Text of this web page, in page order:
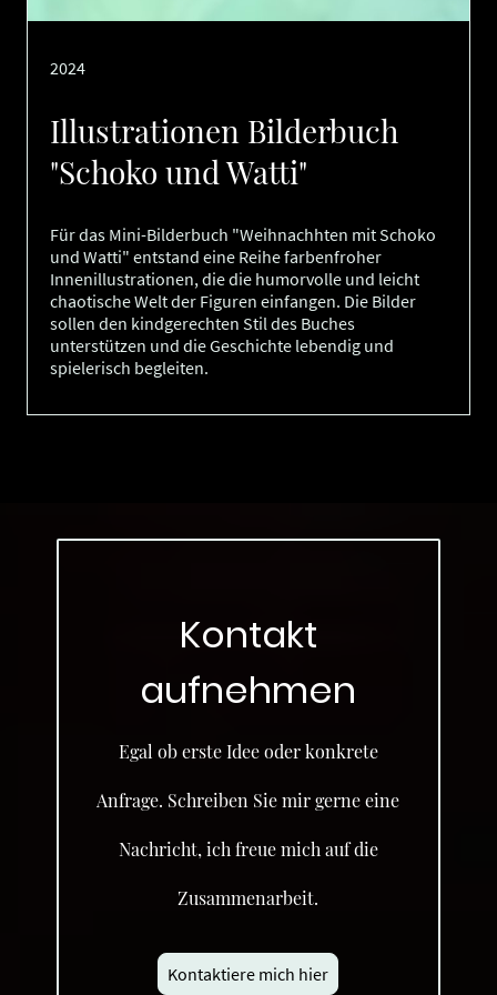
2024
Illustrationen Bilderbuch
"Schoko und Watti"
Für das Mini-Bilderbuch "Weihnachhten mit Schoko
und Watti" entstand eine Reihe farbenfroher
Innenillustrationen, die die humorvolle und leicht
chaotische Welt der Figuren einfangen. Die Bilder
sollen den kindgerechten Stil des Buches
unterstützen und die Geschichte lebendig und
spielerisch begleiten.
Kontakt
aufnehmen
Egal ob erste Idee oder konkrete
Anfrage. Schreiben Sie mir gerne eine
Nachricht, ich freue mich auf die
Zusammenarbeit.
Kontaktiere mich hier